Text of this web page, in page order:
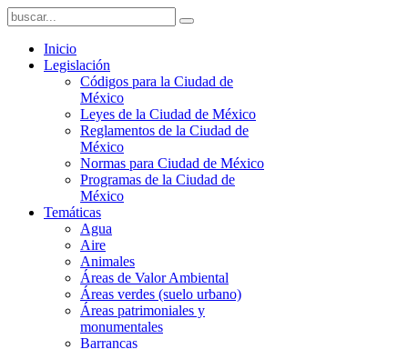
Inicio
Legislación
Códigos para la Ciudad de
México
Leyes de la Ciudad de México
Reglamentos de la Ciudad de
México
Normas para Ciudad de México
Programas de la Ciudad de
México
Temáticas
Agua
Aire
Animales
Áreas de Valor Ambiental
Áreas verdes (suelo urbano)
Áreas patrimoniales y
monumentales
Barrancas